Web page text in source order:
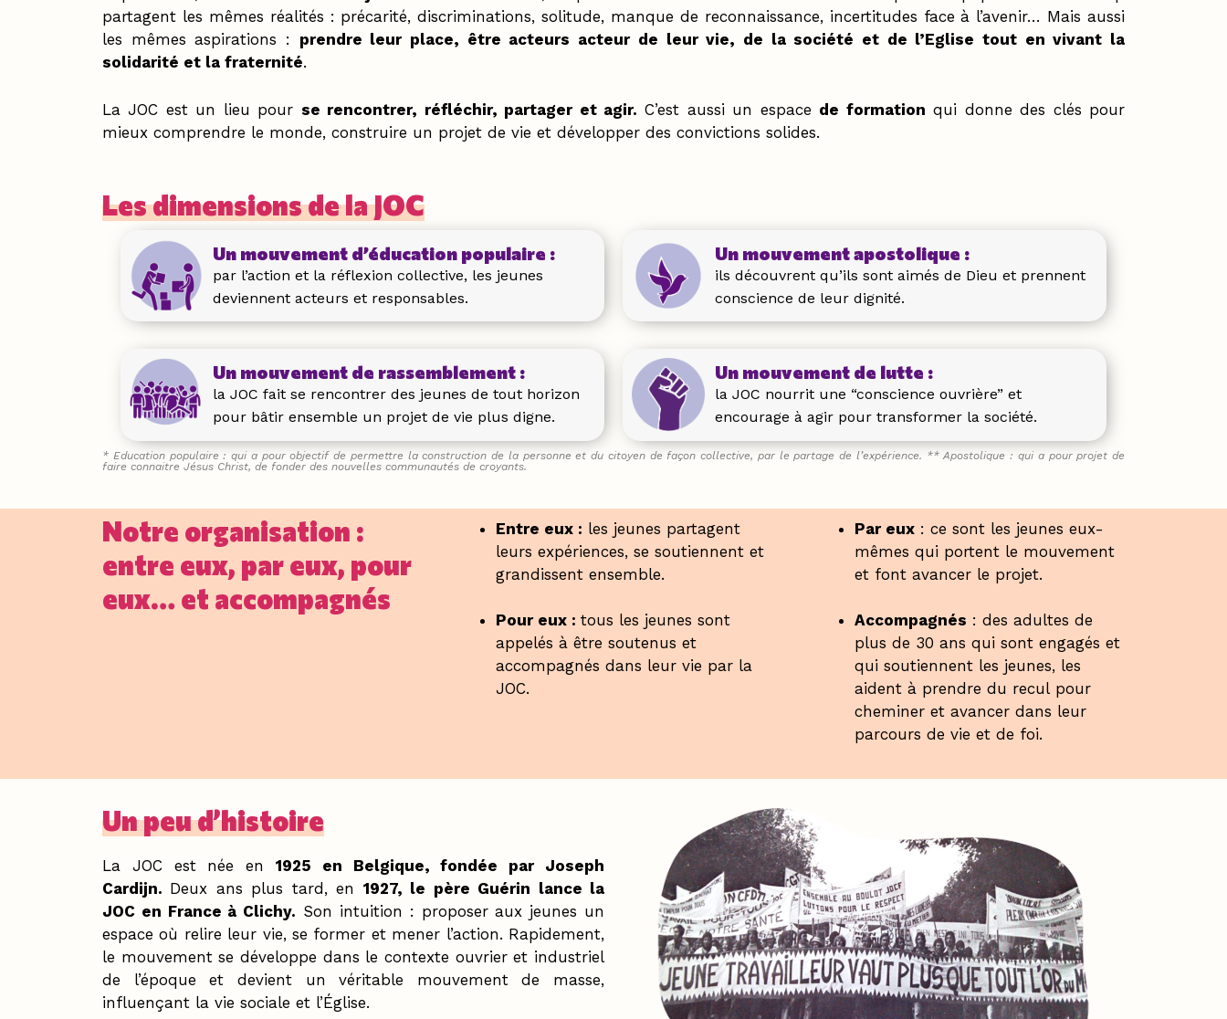
partagent les mêmes réalités : précarité, discriminations, solitude, manque de reconnaissance, incertitudes face à l’avenir… Mais aussi
les mêmes aspirations : prendre leur place, être acteurs acteur de leur vie, de la société et de l’Eglise tout en vivant la
solidarité et la fraternité.
La JOC est un lieu pour se rencontrer, réfléchir, partager et agir. C’est aussi un espace de formation qui donne des clés pour
mieux comprendre le monde, construire un projet de vie et développer des convictions solides.
Les dimensions de la JOC
Un mouvement d’éducation populaire :
par l’action et la réflexion collective, les jeunes
deviennent acteurs et responsables.
Un mouvement apostolique :
ils découvrent qu’ils sont aimés de Dieu et prennent
conscience de leur dignité.
Un mouvement de rassemblement :
la JOC fait se rencontrer des jeunes de tout horizon
pour bâtir ensemble un projet de vie plus digne.
Un mouvement de lutte :
la JOC nourrit une “conscience ouvrière” et
encourage à agir pour transformer la société.
* Education populaire : qui a pour objectif de permettre la construction de la personne et du citoyen de façon collective, par le partage de l’expérience. ** Apostolique : qui a pour projet de
faire connaitre Jésus Christ, de fonder des nouvelles communautés de croyants.
Notre organisation :
entre eux, par eux, pour
eux… et accompagnés
Entre eux : les jeunes partagent
leurs expériences, se soutiennent et
grandissent ensemble.
Pour eux : tous les jeunes sont
appelés à être soutenus et
accompagnés dans leur vie par la
JOC.
Par eux: ce sont les jeunes eux-
mêmes qui portent le mouvement
et font avancer le projet.
Accompagnés : des adultes de
plus de 30 ans qui sont engagés et
qui soutiennent les jeunes, les
aident à prendre du recul pour
cheminer et avancer dans leur
parcours de vie et de foi.
Un peu d’histoire
La JOC est née en 1925 en Belgique, fondée par Joseph
Cardijn. Deux ans plus tard, en 1927, le père Guérin lance la
JOC en France à Clichy. Son intuition : proposer aux jeunes un
espace où relire leur vie, se former et mener l’action. Rapidement,
le mouvement se développe dans le contexte ouvrier et industriel
de l’époque et devient un véritable mouvement de masse,
influençant la vie sociale et l’Église.